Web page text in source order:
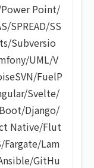
Power Point/
/SPREAD/SS
/Subversio
/UML/V
/FuelP
/Svelte/
/Django/
Native/Flut
/Fargate/Lam
/GitHu